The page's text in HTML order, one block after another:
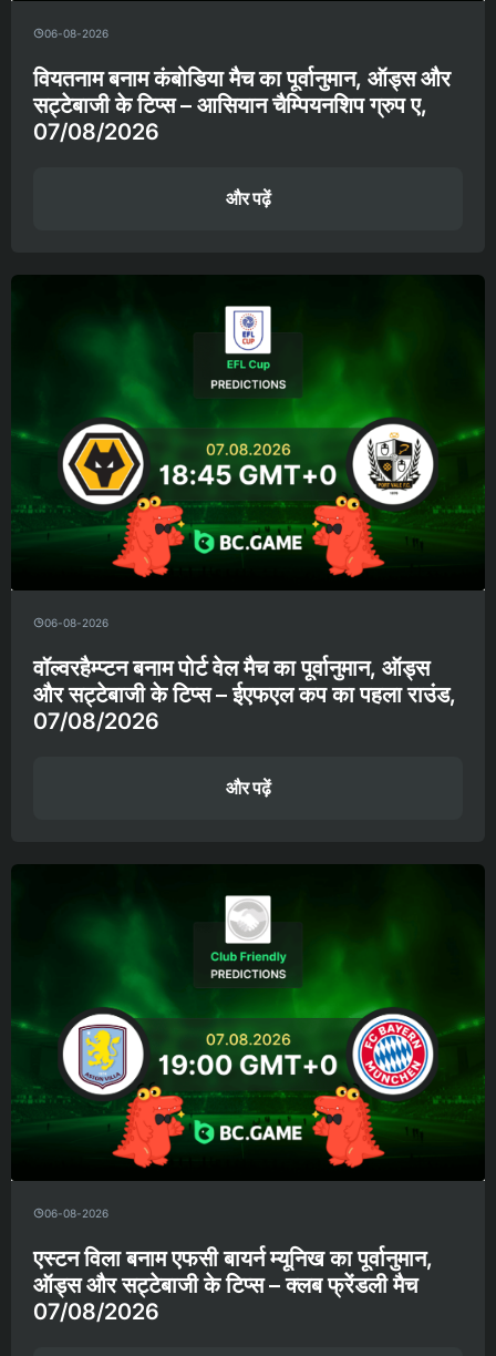
06-08-2026
वियतनाम बनाम कंबोडिया मैच का पूर्वानुमान, ऑड्स और
सट्टेबाजी के टिप्स – आसियान चैम्पियनशिप ग्रुप ए,
07/08/2026
और पढ़ें
06-08-2026
वॉल्वरहैम्प्टन बनाम पोर्ट वेल मैच का पूर्वानुमान, ऑड्स
और सट्टेबाजी के टिप्स – ईएफएल कप का पहला राउंड,
07/08/2026
और पढ़ें
06-08-2026
एस्टन विला बनाम एफसी बायर्न म्यूनिख का पूर्वानुमान,
ऑड्स और सट्टेबाजी के टिप्स – क्लब फ्रेंडली मैच
07/08/2026